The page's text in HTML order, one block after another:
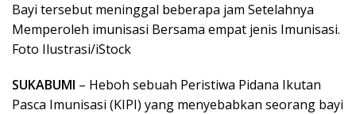
Bayi tersebut meninggal beberapa jam Setelahnya
Memperoleh imunisasi Bersama empat jenis Imunisasi.
Foto Ilustrasi/iStock
SUKABUMI – Heboh sebuah Peristiwa Pidana Ikutan
Pasca Imunisasi (KIPI) yang menyebabkan seorang bayi